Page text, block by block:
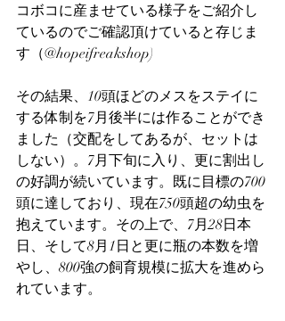
コボコに産ませている様子をご紹介し
ているのでご確認頂けていると存じま
す（@hopeifreakshop)
その結果、10頭ほどのメスをステイに
する体制を7月後半には作ることができ
ました（交配をしてあるが、セットは
しない）。7月下旬に入り、更に割出し
の好調が続いています。既に目標の700
頭に達しており、現在750頭超の幼虫を
抱えています。その上で、7月28日本
日、そして8月1日と更に瓶の本数を増
やし、800強の飼育規模に拡大を進めら
れています。